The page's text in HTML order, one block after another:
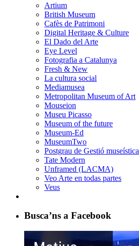
Artium
British Museum
Cafès de Patrimoni
Digital Heritage & Culture
El Dado del Arte
Eye Level
Fotografia a Catalunya
Fresh & New
La cultura social
Mediamusea
Metropolitan Museum of Art
Mouseion
Museu Picasso
Museum of the future
Museum-Ed
MuseumTwo
Postgrau de Gestió museística
Tate Modern
Unframed (LACMA)
Veo Arte en todas partes
Veus
Busca’ns a Facebook